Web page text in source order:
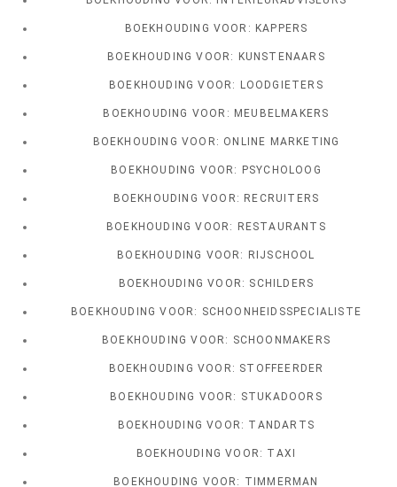
BOEKHOUDING VOOR: KAPPERS
BOEKHOUDING VOOR: KUNSTENAARS
BOEKHOUDING VOOR: LOODGIETERS
BOEKHOUDING VOOR: MEUBELMAKERS
BOEKHOUDING VOOR: ONLINE MARKETING
BOEKHOUDING VOOR: PSYCHOLOOG
BOEKHOUDING VOOR: RECRUITERS
BOEKHOUDING VOOR: RESTAURANTS
BOEKHOUDING VOOR: RIJSCHOOL
BOEKHOUDING VOOR: SCHILDERS
BOEKHOUDING VOOR: SCHOONHEIDSSPECIALISTE
BOEKHOUDING VOOR: SCHOONMAKERS
BOEKHOUDING VOOR: STOFFEERDER
BOEKHOUDING VOOR: STUKADOORS
BOEKHOUDING VOOR: TANDARTS
BOEKHOUDING VOOR: TAXI
BOEKHOUDING VOOR: TIMMERMAN